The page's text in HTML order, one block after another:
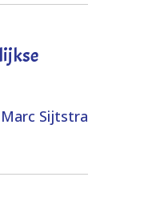
Marc Sijtstra